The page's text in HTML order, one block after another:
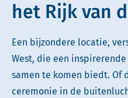
het Rijk van
Een bijzondere locatie,
West, die een
samen te komen biedt. Of
ceremonie in de